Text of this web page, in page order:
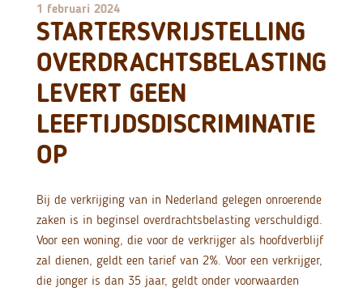
1 februari 2024
STARTERSVRIJSTELLING
OVERDRACHTSBELASTING
LEVERT GEEN
LEEFTIJDSDISCRIMINATIE
OP
Bij de verkrijging van in Nederland gelegen onroerende
zaken is in beginsel overdrachtsbelasting verschuldigd.
Voor een woning, die voor de verkrijger als hoofdverblijf
zal dienen, geldt een tarief van 2%. Voor een verkrijger,
die jonger is dan 35 jaar, geldt onder voorwaarden